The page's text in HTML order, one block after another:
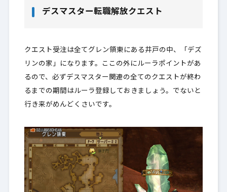
デスマスター転職解放クエスト
クエスト受注は全てグレン領東にある井戸の中、「デズ
リンの家」になります。ここの外にルーラポイントがあ
るので、 必ずデスマスター関連の全てのクエストが終わ
るまでの期間はルーラ登録しておきましょう。でないと
行き来がめんどくさいです。